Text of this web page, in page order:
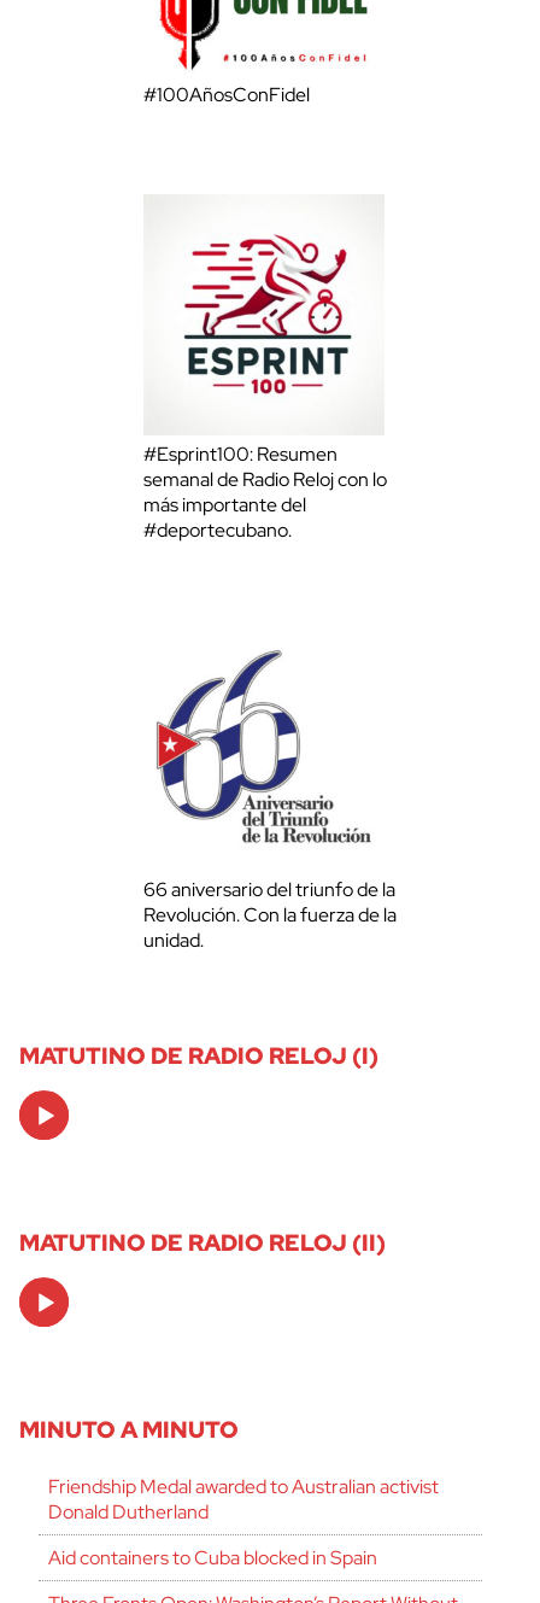
#100AñosConFidel
#Esprint100: Resumen
semanal de Radio Reloj con lo
más importante del
#deportecubano.
66 aniversario del triunfo de la
Revolución. Con la fuerza de la
unidad.
MATUTINO DE RADIO RELOJ (I)
Audio
Player
MATUTINO DE RADIO RELOJ (II)
Audio
Player
MINUTO A MINUTO
Friendship Medal awarded to Australian activist
Donald Dutherland
Aid containers to Cuba blocked in Spain